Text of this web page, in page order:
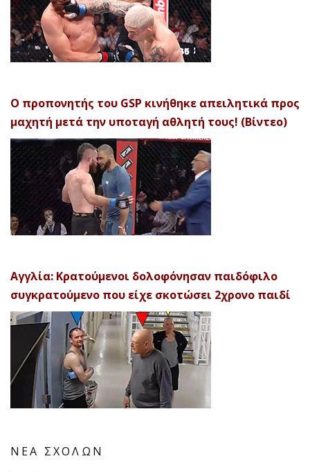
Ο προπονητής του GSP κινήθηκε απειλητικά προς
μαχητή μετά την υποταγή αθλητή τους! (Βίντεο)
Αγγλία: Κρατούμενοι δολοφόνησαν παιδόφιλο
συγκρατούμενο που είχε σκοτώσει 2χρονο παιδί
ΝΕΑ ΣΧΟΛΩΝ